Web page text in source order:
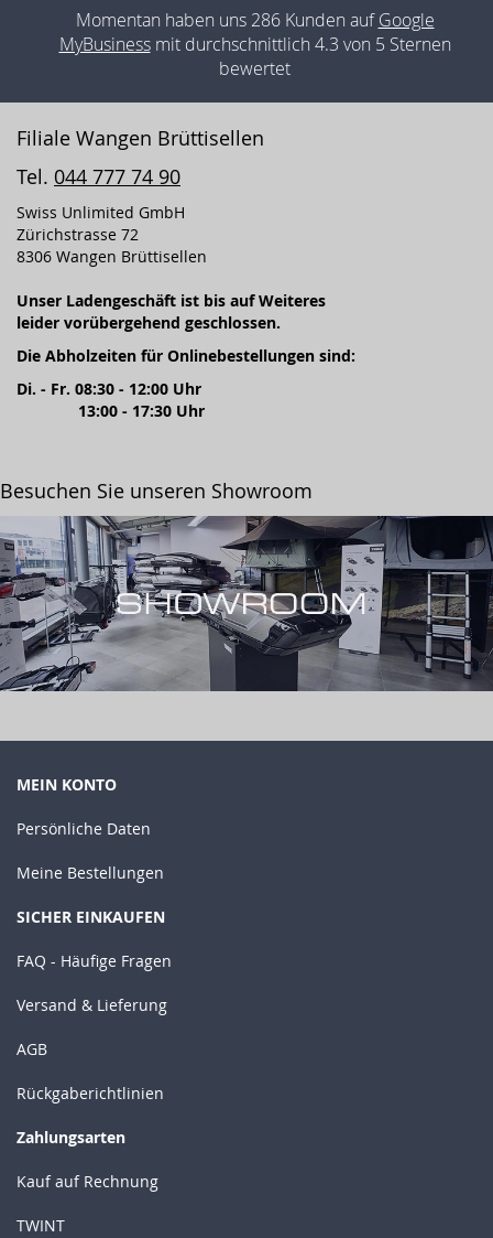
Momentan haben uns 286 Kunden aufGoogle
MyBusinessmit durchschnittlich 4.3 von 5 Sternen
bewertet
Filiale Wangen Brüttisellen
Tel. 044 777 74 90
Swiss Unlimited GmbH
Zürichstrasse 72
8306 Wangen Brüttisellen
Unser Ladengeschäft ist bis auf Weiteres
leider vorübergehend geschlossen.
Die Abholzeiten für Onlinebestellungen sind:
Di. - Fr. 08:30 - 12:00 Uhr
13:00 - 17:30 Uhr
Besuchen Sie unseren Showroom
MEIN KONTO
Persönliche Daten
Meine Bestellungen
SICHER EINKAUFEN
FAQ - Häufige Fragen
Versand & Lieferung
AGB
Rückgaberichtlinien
Zahlungsarten
Kauf auf Rechnung
TWINT